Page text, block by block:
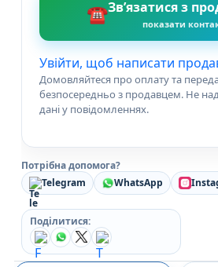
☎Зв’язатися з
показати
Увійти, щоб написати
Домовляйтеся про оплату та
безпосередньо з продавцем. Не
дані у повідомленнях.
Потрібна допомога?
Telegram
WhatsApp
Поділитися: